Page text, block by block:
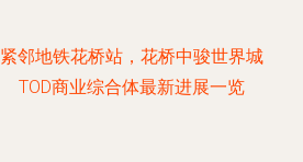
紧邻地铁花桥站，花桥中骏世界城
TOD商业综合体最新进展一览